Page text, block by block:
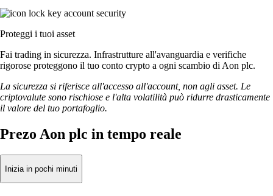
Proteggi i tuoi asset
Fai trading in sicurezza. Infrastrutture all'avanguardia e verifiche
rigorose proteggono il tuo conto crypto a ogni scambio di Aon plc.
La sicurezza si riferisce all'accesso all'account, non agli asset. Le
criptovalute sono rischiose e l'alta volatilità può ridurre drasticamente
il valore del tuo portafoglio.
Prezo Aon plc in tempo reale
Inizia in pochi minuti